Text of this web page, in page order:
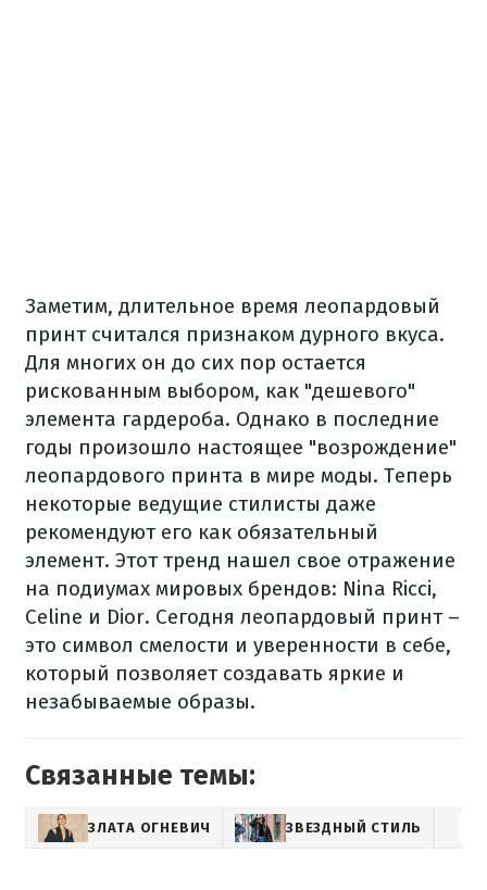
Заметим, длительное время леопардовый
принт считался признаком дурного вкуса.
Для многих он до сих пор остается
рискованным выбором, как "дешевого"
элемента гардероба. Однако в последние
годы произошло настоящее "возрождение"
леопардового принта в мире моды. Теперь
некоторые ведущие стилисты даже
рекомендуют его как обязательный
элемент. Этот тренд нашел свое отражение
на подиумах мировых брендов: Nina Ricci,
Celine и Dior. Сегодня леопардовый принт –
это символ смелости и уверенности в себе,
который позволяет создавать яркие и
незабываемые образы.
Связанные темы:
ЗЛАТА ОГНЕВИЧ ЗВЕЗДНЫЙ СТИЛЬ